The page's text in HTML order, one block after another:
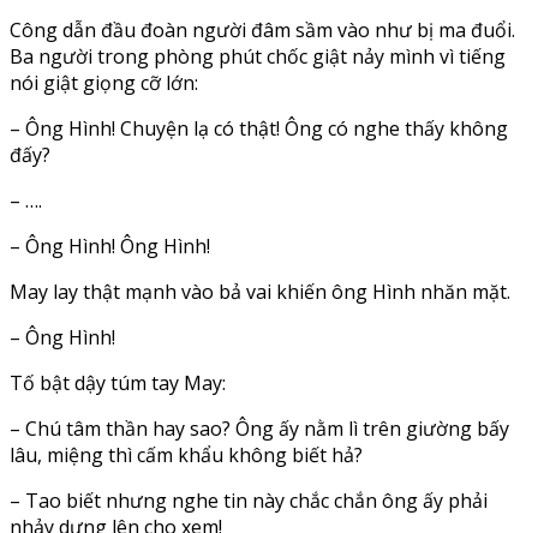
Công dẫn đầu đoàn người đâm sầm vào như bị ma đuổi.
Ba người trong phòng phút chốc giật nảy mình vì tiếng
nói giật giọng cỡ lớn:
– Ông Hình! Chuyện lạ có thật! Ông có nghe thấy không
đấy?
– ….
– Ông Hình! Ông Hình!
May lay thật mạnh vào bả vai khiến ông Hình nhăn mặt.
– Ông Hình!
Tố bật dậy túm tay May:
– Chú tâm thần hay sao? Ông ấy nằm lì trên giường bấy
lâu, miệng thì cấm khẩu không biết hả?
– Tao biết nhưng nghe tin này chắc chắn ông ấy phải
nhảy dựng lên cho xem!